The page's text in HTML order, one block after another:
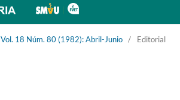
Vol. 18 Núm. 80 (1982): Abril-Junio / Editorial